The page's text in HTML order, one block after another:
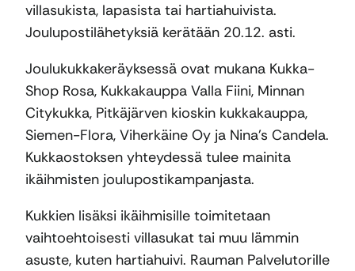
villasukista, lapasista tai hartiahuivista.
Joulupostilähetyksiä kerätään 20.12. asti.
Joulukukkakeräyksessä ovat mukana Kukka-
Shop Rosa, Kukkakauppa Valla Fiini, Minnan
Citykukka, Pitkäjärven kioskin kukkakauppa,
Siemen-Flora, Viherkäine Oy ja Nina’s Candela.
Kukkaostoksen yhteydessä tulee mainita
ikäihmisten joulupostikampanjasta.
Kukkien lisäksi ikäihmisille toimitetaan
vaihtoehtoisesti villasukat tai muu lämmin
asuste, kuten hartiahuivi. Rauman Palvelutorille